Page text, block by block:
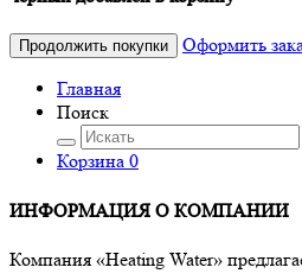
Продолжить покупки
Оформить
Главная
Поиск
Корзина 0
ИНФОРМАЦИЯ О КОМПАНИИ
Компания «Heating Water»